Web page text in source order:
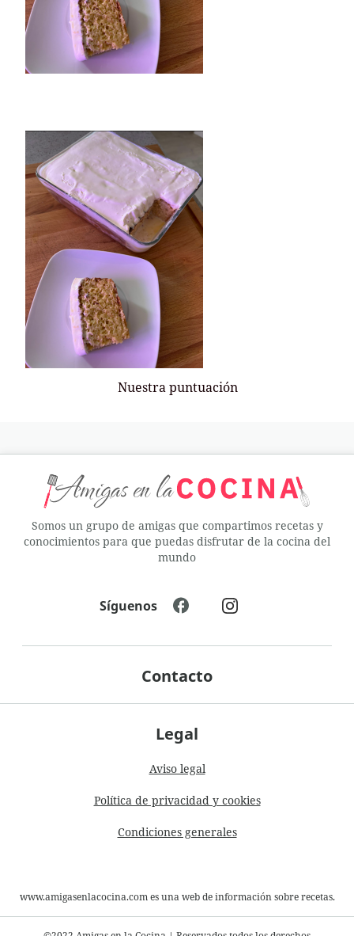
Nuestra puntuación
Somos un grupo de amigas que compartimos recetas y
conocimientos para que puedas disfrutar de la cocina del
mundo
Legal
Aviso legal
Política de privacidad y cookies
Condiciones generales
Contacto
Síguenos
www.amigasenlacocina.com es una web de información sobre recetas.